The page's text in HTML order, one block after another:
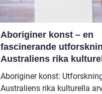
Aboriginer konst – en
fascinerande
Australiens rika
arv
Aboriginer konst:
Australiens rika kulturella arv